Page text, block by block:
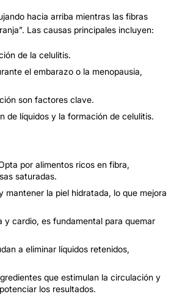
hacia arriba mientras las fibras
Las causas principales incluyen:
de la celulitis.
el embarazo o la menopausia,
son factores clave.
de líquidos y la formación de celulitis.
por alimentos ricos en fibra,
saturadas.
la piel hidratada, lo que mejora
y cardio, es fundamental para quemar
a eliminar líquidos retenidos,
que estimulan la circulación y
los resultados.